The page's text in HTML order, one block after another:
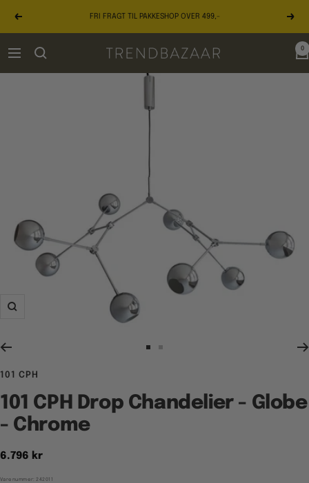
Forrige FRI FRAGT TIL PAKKESHOP OVER 499,-
Navigation TRENDBAZAAR
0
Zoom
101 CPH
101 CPH Drop Chandelier - Globe
- Chrome
Tilbudspris
6.796 kr
Varenummer: 242011